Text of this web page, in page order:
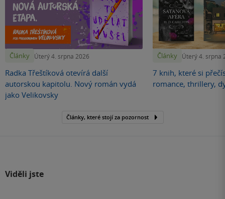
Články Úterý 4. srpna 2026
Radka Třeštíková otevírá další
autorskou kapitolu. Nový román vydá
jako Velikovsky
Články Úterý 4. srpna
7 knih, které si
romance, thrillery,
Články, které stojí za pozornost
Viděli jste